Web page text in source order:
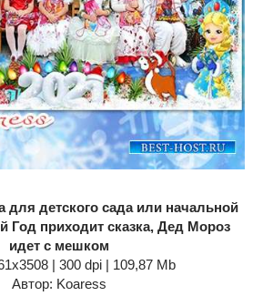
для детского сада или начальной
приходит сказка, Дед Мороз
идет с мешком
| 300 dpi | 109,87 Mb
Автор: Koaress